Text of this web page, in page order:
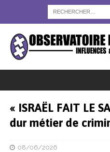
« ISRAËL FAIT LE
dur métier de
08/06/2026